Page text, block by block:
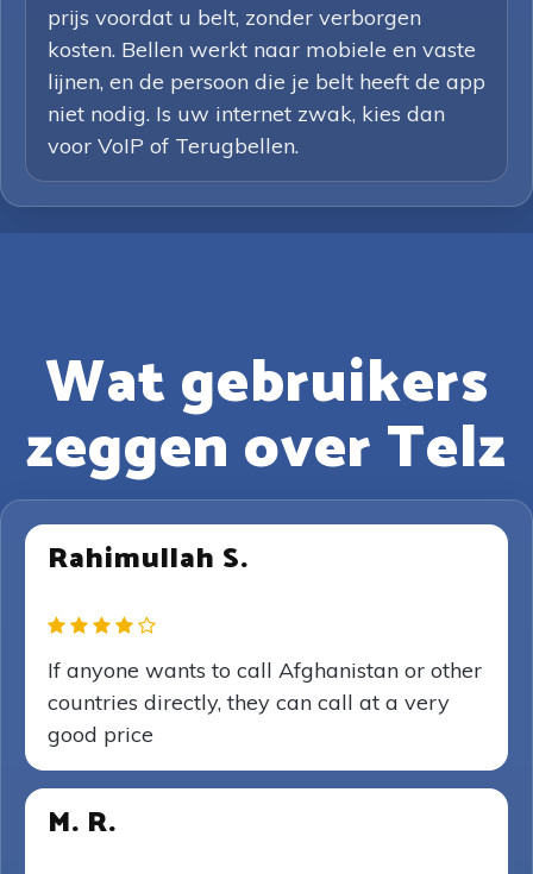
prijs voordat u belt, zonder verborgen
kosten. Bellen werkt naar mobiele en vaste
lijnen, en de persoon die je belt heeft de app
niet nodig. Is uw internet zwak, kies dan
voor VoIP of Terugbellen.
Wat gebruikers
zeggen over Telz
Rahimullah S.
If anyone wants to call Afghanistan or other
countries directly, they can call at a very
good price
M. R.